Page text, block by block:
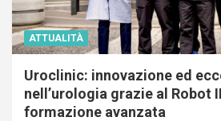
ATTUALITÀ
Uroclinic: innovazione ed
nell’urologia grazie al Robot
formazione avanzata